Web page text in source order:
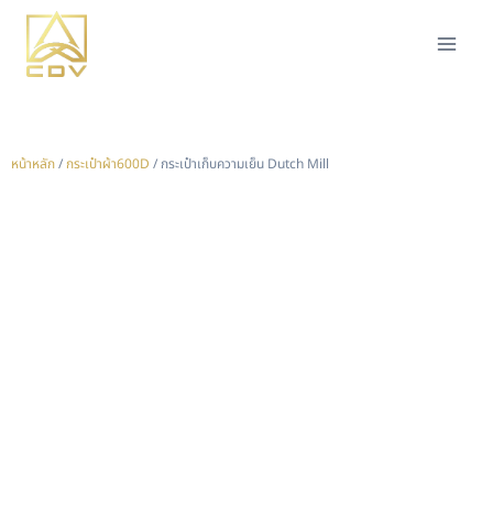
หน้าหลัก/ กระเป๋าผ้า600D / กระเป๋าเก็บความเย็น Dutch Mill